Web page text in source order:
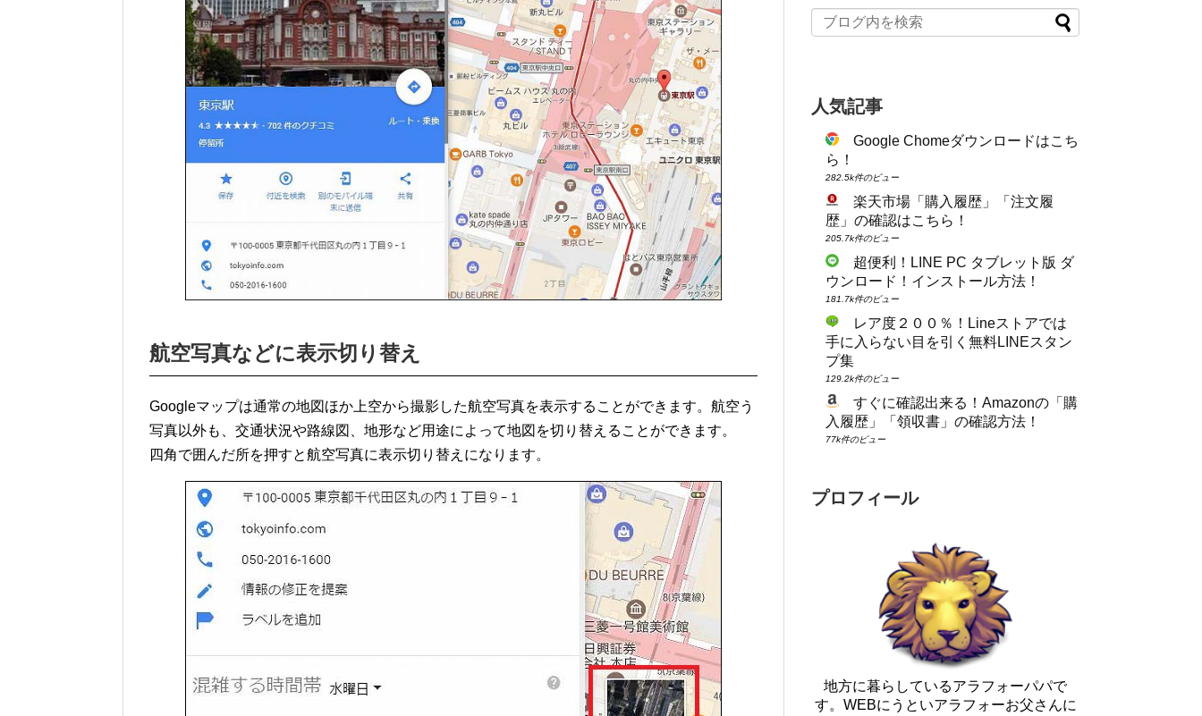
航空写真などに表示切り替え
Googleマップは通常の地図ほか上空から撮影した航空写真を表示することができます。航空う
写真以外も、交通状況や路線図、地形など用途によって地図を切り替えることができます。
四角で囲んだ所を押すと航空写真に表示切り替えになります。
人気記事
Google Chomeダウンロードはこち
ら！
282.5k件のビュー
楽天市場「購入履歴」「注文履
歴」の確認はこちら！
205.7k件のビュー
超便利！LINE PC タブレット版 ダ
ウンロード！インストール方法！
181.7k件のビュー
レア度２００％！Lineストアでは
手に入らない目を引く無料LINEスタン
プ集
129.2k件のビュー
すぐに確認出来る！Amazonの「購
入履歴」「領収書」の確認方法！
77k件のビュー
プロフィール
地方に暮らしているアラフォーパパで
す。WEBにうといアラフォーお父さんに